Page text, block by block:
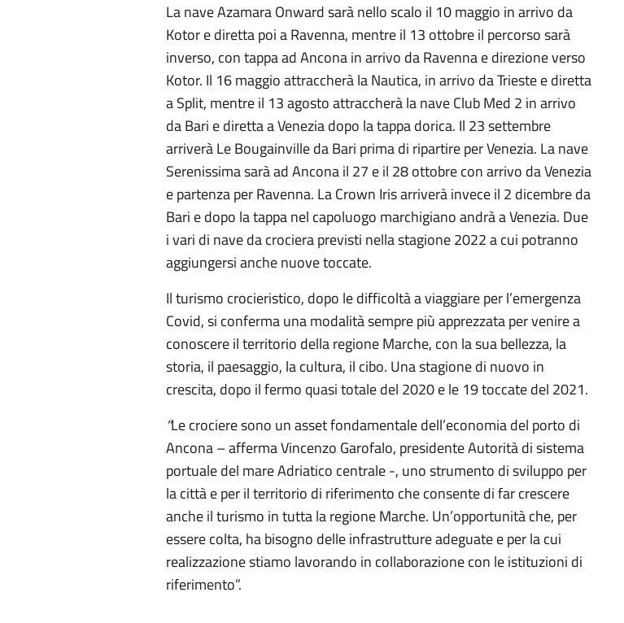
La nave Azamara Onward sarà nello scalo il 10 maggio in arrivo da
Kotor e diretta poi a Ravenna, mentre il 13 ottobre il percorso sarà
inverso, con tappa ad Ancona in arrivo da Ravenna e direzione verso
Kotor. Il 16 maggio attraccherà la Nautica, in arrivo da Trieste e diretta
a Split, mentre il 13 agosto attraccherà la nave Club Med 2 in arrivo
da Bari e diretta a Venezia dopo la tappa dorica. Il 23 settembre
arriverà Le Bougainville da Bari prima di ripartire per Venezia. La nave
Serenissima sarà ad Ancona il 27 e il 28 ottobre con arrivo da Venezia
e partenza per Ravenna. La Crown Iris arriverà invece il 2 dicembre da
Bari e dopo la tappa nel capoluogo marchigiano andrà a Venezia. Due
i vari di nave da crociera previsti nella stagione 2022 a cui potranno
aggiungersi anche nuove toccate.
Il turismo crocieristico, dopo le difficoltà a viaggiare per l’emergenza
Covid, si conferma una modalità sempre più apprezzata per venire a
conoscere il territorio della regione Marche, con la sua bellezza, la
storia, il paesaggio, la cultura, il cibo. Una stagione di nuovo in
crescita, dopo il fermo quasi totale del 2020 e le 19 toccate del 2021.
“Le crociere sono un asset fondamentale dell’economia del porto di
Ancona – afferma Vincenzo Garofalo, presidente Autorità di sistema
portuale del mare Adriatico centrale -, uno strumento di sviluppo per
la città e per il territorio di riferimento che consente di far crescere
anche il turismo in tutta la regione Marche. Un’opportunità che, per
essere colta, ha bisogno delle infrastrutture adeguate e per la cui
realizzazione stiamo lavorando in collaborazione con le istituzioni di
riferimento”.